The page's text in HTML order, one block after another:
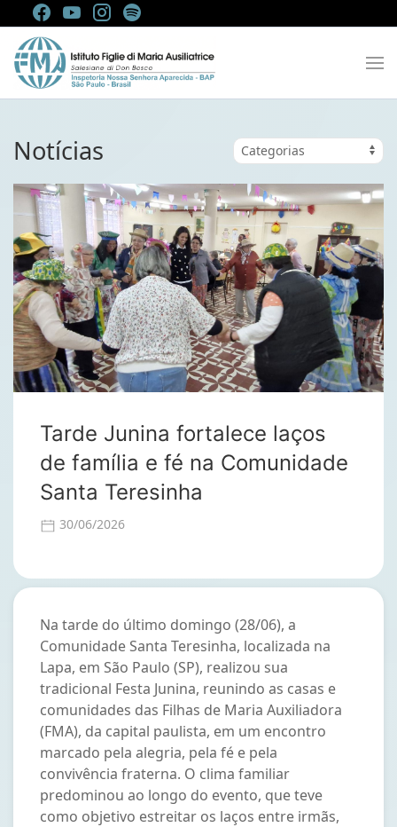
Notícias
Tarde Junina fortalece laços
de família e fé na Comunidade
Santa Teresinha
30/06/2026
Na tarde do último domingo (28/06), a
Comunidade Santa Teresinha, localizada na
Lapa, em São Paulo (SP), realizou sua
tradicional Festa Junina, reunindo as casas e
comunidades das Filhas de Maria Auxiliadora
(FMA), da capital paulista, em um encontro
marcado pela alegria, pela fé e pela
convivência fraterna. O clima familiar
predominou ao longo do evento, que teve
como objetivo estreitar os laços entre irmãs,